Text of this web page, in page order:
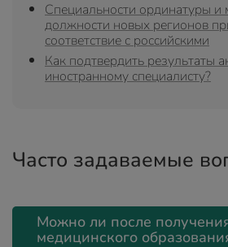
Специальности ординатуры и
должности новых регионов
соответствие с российскими
Как подтвердить результаты
иностранному специалисту?
Часто задаваемые
Можно ли после
медицинского